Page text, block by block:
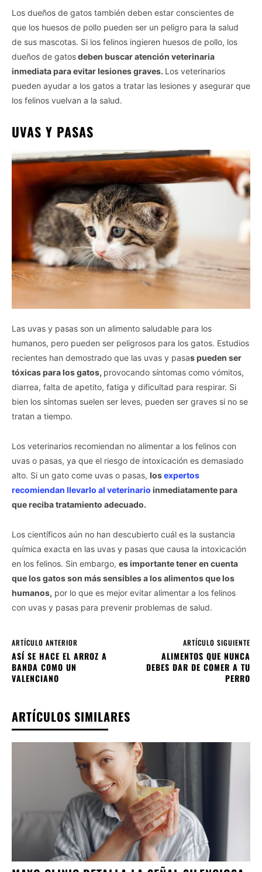
also be disclosed by us to third parties on theIAB’s List of
Downstream Participants
that may further disclose it to other
Personal Data Processing Opt Outs
personal data.
Opted In
Personal Data.
Opted In
I want to opt-out of processing my
Personal Data for Targeted Advertising.
Opted In
I want to opt-out of Collection, Use,
Retention, Sale, and/or Sharing of my
Personal Data that Is Unrelated with the
Purposes for which it was collected.
Opted Out
CONFIRM
Los dueños de gatos también deben estar conscientes de
que los huesos de pollo pueden ser un peligro para la salud
de sus mascotas. Si los felinos ingieren huesos de pollo, los
dueños de gatosdeben buscar atención veterinaria
inmediata para evitar lesiones graves. Los veterinarios
pueden ayudar a los gatos a tratar las lesiones y asegurar que
los felinos vuelvan a la salud.
UVAS Y PASAS
Las uvas y pasas son un alimento saludable para los
humanos, pero pueden ser peligrosos para los gatos. Estudios
recientes han demostrado que las uvas y pasas pueden ser
tóxicas para los gatos, provocando síntomas como vómitos,
diarrea, falta de apetito, fatiga y dificultad para respirar. Si
bien los síntomas suelen ser leves, pueden ser graves si no se
tratan a tiempo.
Los veterinarios recomiendan no alimentar a los felinos con
uvas o pasas, ya que el riesgo de intoxicación es demasiado
alto. Si un gato come uvas o pasas, losexpertos
recomiendan llevarlo al veterinario inmediatamente para
que reciba tratamiento adecuado.
Los científicos aún no han descubierto cuál es la sustancia
química exacta en las uvas y pasas que causa la intoxicación
en los felinos. Sin embargo, es importante tener en cuenta
que los gatos son más sensibles a los alimentos que los
humanos, por lo que es mejor evitar alimentar a los felinos
con uvas y pasas para prevenir problemas de salud.
ARTÍCULO ANTERIOR
ASÍ SE HACE EL ARROZ A
BANDA COMO UN
VALENCIANO
ARTÍCULO SIGUIENTE
ALIMENTOS QUE NUNCA
DEBES DAR DE COMER A TU
PERRO
ARTÍCULOS SIMILARES